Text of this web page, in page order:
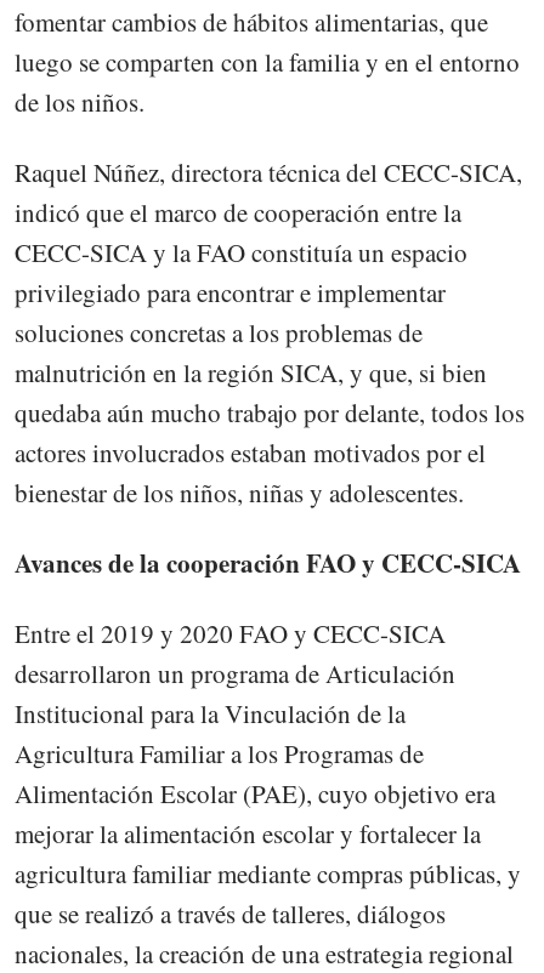
fomentar cambios de hábitos alimentarias, que
luego se comparten con la familia y en el entorno
de los niños.
Raquel Núñez, directora técnica del CECC-SICA,
indicó que el marco de cooperación entre la
CECC-SICA y la FAO constituía un espacio
privilegiado para encontrar e implementar
soluciones concretas a los problemas de
malnutrición en la región SICA, y que, si bien
quedaba aún mucho trabajo por delante, todos los
actores involucrados estaban motivados por el
bienestar de los niños, niñas y adolescentes.
Avances de la cooperación FAO y CECC-SICA
Entre el 2019 y 2020 FAO y CECC-SICA
desarrollaron un programa de Articulación
Institucional para la Vinculación de la
Agricultura Familiar a los Programas de
Alimentación Escolar (PAE), cuyo objetivo era
mejorar la alimentación escolar y fortalecer la
agricultura familiar mediante compras públicas, y
que se realizó a través de talleres, diálogos
nacionales, la creación de una estrategia regional